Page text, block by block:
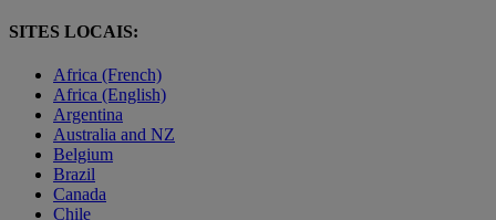
SITES LOCAIS:
Africa (French)
Africa (English)
Argentina
Australia and NZ
Belgium
Brazil
Canada
Chile